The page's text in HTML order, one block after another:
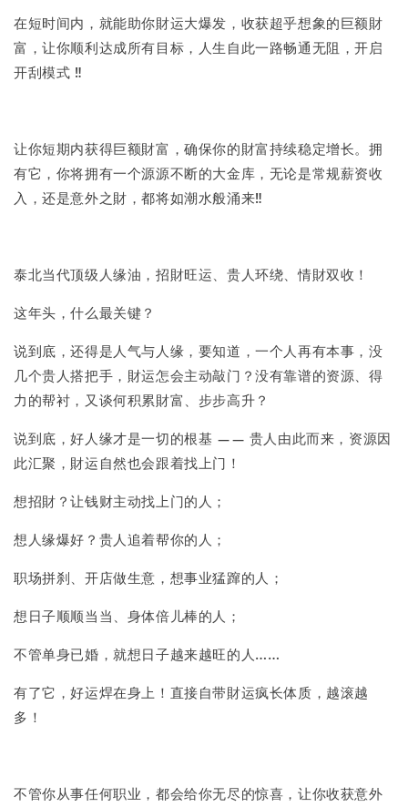
在短时间内，就能助你財运大爆发，收获超乎想象的巨额財
富，让你顺利达成所有目标，人生自此一路畅通无阻，开启
开刮模式 ‼
让你短期内获得巨额財富，确保你的財富持续稳定增长。拥
有它，你将拥有一个源源不断的大金库，无论是常规薪资收
入，还是意外之財，都将如潮水般涌来‼
泰北当代顶级人缘油，招財旺运、贵人环绕、情財双收！
这年头，什么最关键？
说到底，还得是人气与人缘，要知道，一个人再有本事，没
几个贵人搭把手，財运怎会主动敲门？没有靠谱的资源、得
力的帮衬，又谈何积累財富、步步高升？​
说到底，好人缘才是一切的根基 —— 贵人由此而来，资源因
此汇聚，財运自然也会跟着找上门！
想招財？让钱财主动找上门的人；​
想人缘爆好？贵人追着帮你的人；​
职场拼刹、开店做生意，想事业猛蹿的人；​
想日子顺顺当当、身体倍儿棒的人；​
不管单身已婚，就想日子越来越旺的人……​
有了它，好运焊在身上！直接自带財运疯长体质，越滚越
多！
不管你从事任何职业，都会给你无尽的惊喜，让你收获意外